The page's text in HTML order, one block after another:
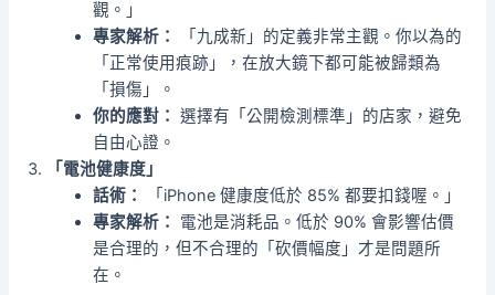
觀。」
專家解析：
「九成新」的定義非常主觀。你以為的
「正常使用痕跡」，在放大鏡下都可能被歸類為
「損傷」。
你的應對： 選擇有「公開檢測標準」的店家，避免
自由心證。
「電池健康度」
話術：
「iPhone 健康度低於 85% 都要扣錢喔。」
專家解析：
電池是消耗品。低於 90% 會影響估價
是合理的，但不合理的「砍價幅度」才是問題所
在。